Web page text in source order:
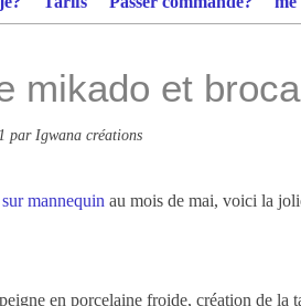
mikado et
par Igwana créations
sur mannequin au mois de mai, voici la
en porcelaine froide, création de la